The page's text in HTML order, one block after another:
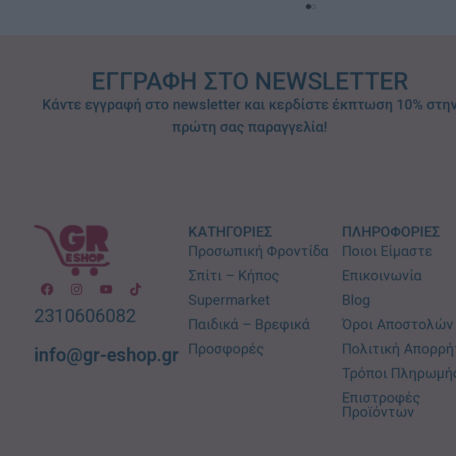
ΕΓΓΡΑΦΗ ΣΤΟ NEWSLETTER
Κάντε εγγραφή στο newsletter και κερδίστε έκπτωση 10%
πρώτη σας παραγγελία!
2310606082
info@gr-eshop.gr
ΚΑΤΗΓΟΡΙΕΣ
Προσωπική Φροντίδα
Σπίτι – Κήπος
Supermarket
Παιδικά – Βρεφικά
Προσφορές
ΠΛΗΡΟΦΟΡΙΕΣ
Ποιοι Είμαστε
Επικοινωνία
Blog
Όροι Αποστολών
Πολιτική
Τρόποι
Επιστροφές
Προϊόντων